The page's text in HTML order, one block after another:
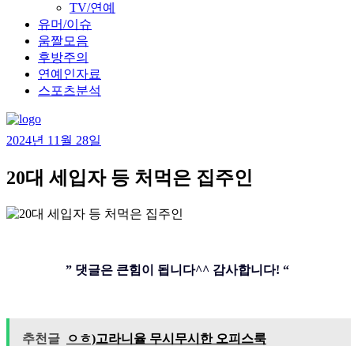
TV/연예
유머/이슈
움짤모음
후방주의
연예인자료
스포츠분석
2024년 11월 28일
20대 세입자 등 처먹은 집주인
” 댓글은 큰힘이 됩니다^^ 감사합니다! “
추천글 ㅇㅎ)고라니율 무시무시한 오피스룩